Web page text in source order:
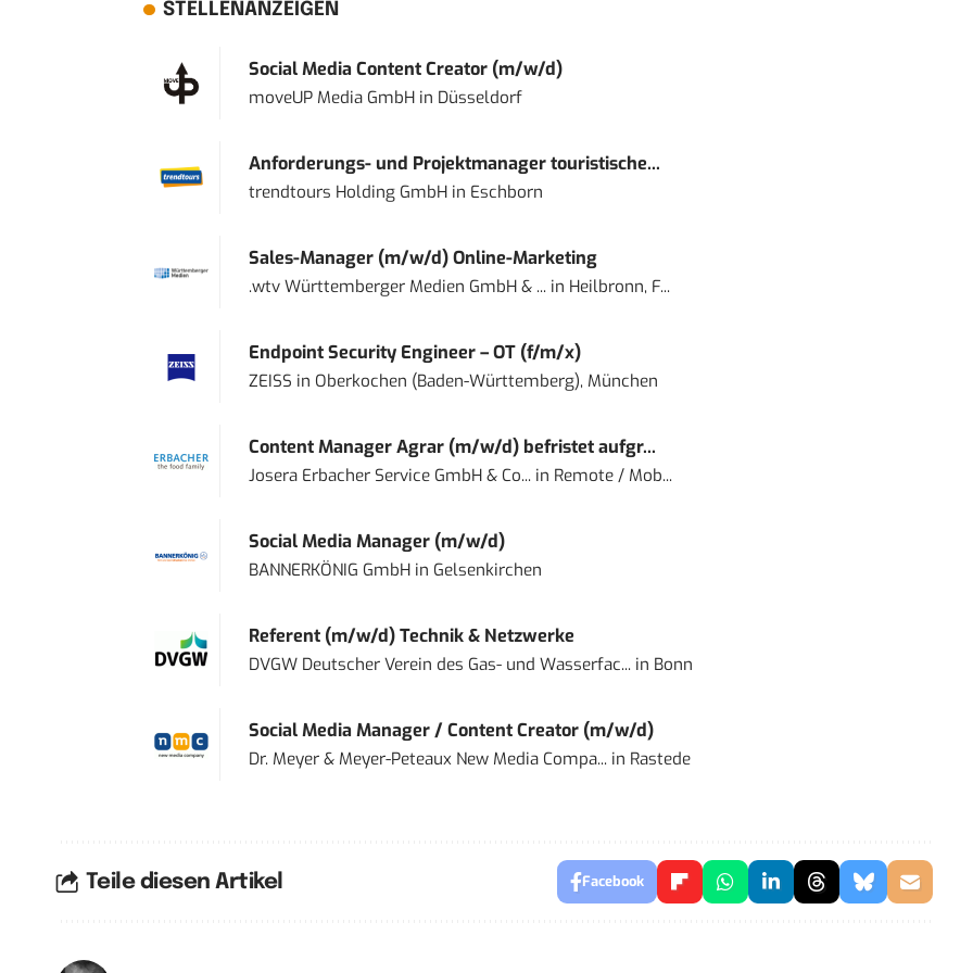
STELLENANZEIGEN
Social Media Content Creator (m/w/d)
moveUP Media GmbHin Düsseldorf
Anforderungs- und Projektmanager touristische...
trendtours Holding GmbHin Eschborn
Sales-Manager (m/w/d) Online-Marketing
.wtv Württemberger Medien GmbH & ...in Heilbronn, F...
Endpoint Security Engineer – OT (f/m/x)
ZEISS in Oberkochen (Baden-Württemberg), München
Content Manager Agrar (m/w/d) befristet aufgr...
Josera Erbacher Service GmbH & Co...in Remote / Mob...
Social Media Manager (m/w/d)
BANNERKÖNIG GmbHin Gelsenkirchen
Referent (m/w/d) Technik & Netzwerke
DVGW Deutscher Verein des Gas- und Wasserfac...in Bonn
Social Media Manager / Content Creator (m/w/d)
Dr. Meyer & Meyer-Peteaux New Media Compa...in Rastede
Teile diesen Artikel Facebook